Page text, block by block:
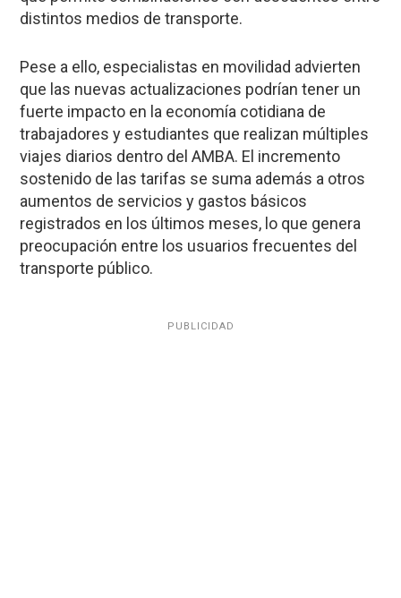
distintos medios de transporte.
Pese a ello, especialistas en movilidad advierten
que las nuevas actualizaciones podrían tener un
fuerte impacto en la economía cotidiana de
trabajadores y estudiantes que realizan múltiples
viajes diarios dentro del AMBA. El incremento
sostenido de las tarifas se suma además a otros
aumentos de servicios y gastos básicos
registrados en los últimos meses, lo que genera
preocupación entre los usuarios frecuentes del
transporte público.
PUBLICIDAD